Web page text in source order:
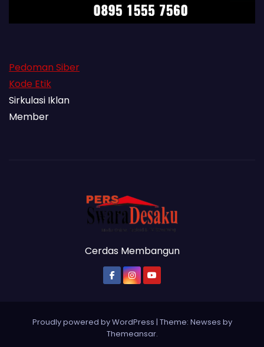
Pedoman Siber
Kode Etik
Sirkulasi Iklan
Member
Cerdas Membangun
Proudly powered by WordPress | Theme: Newses by
Themeansar.